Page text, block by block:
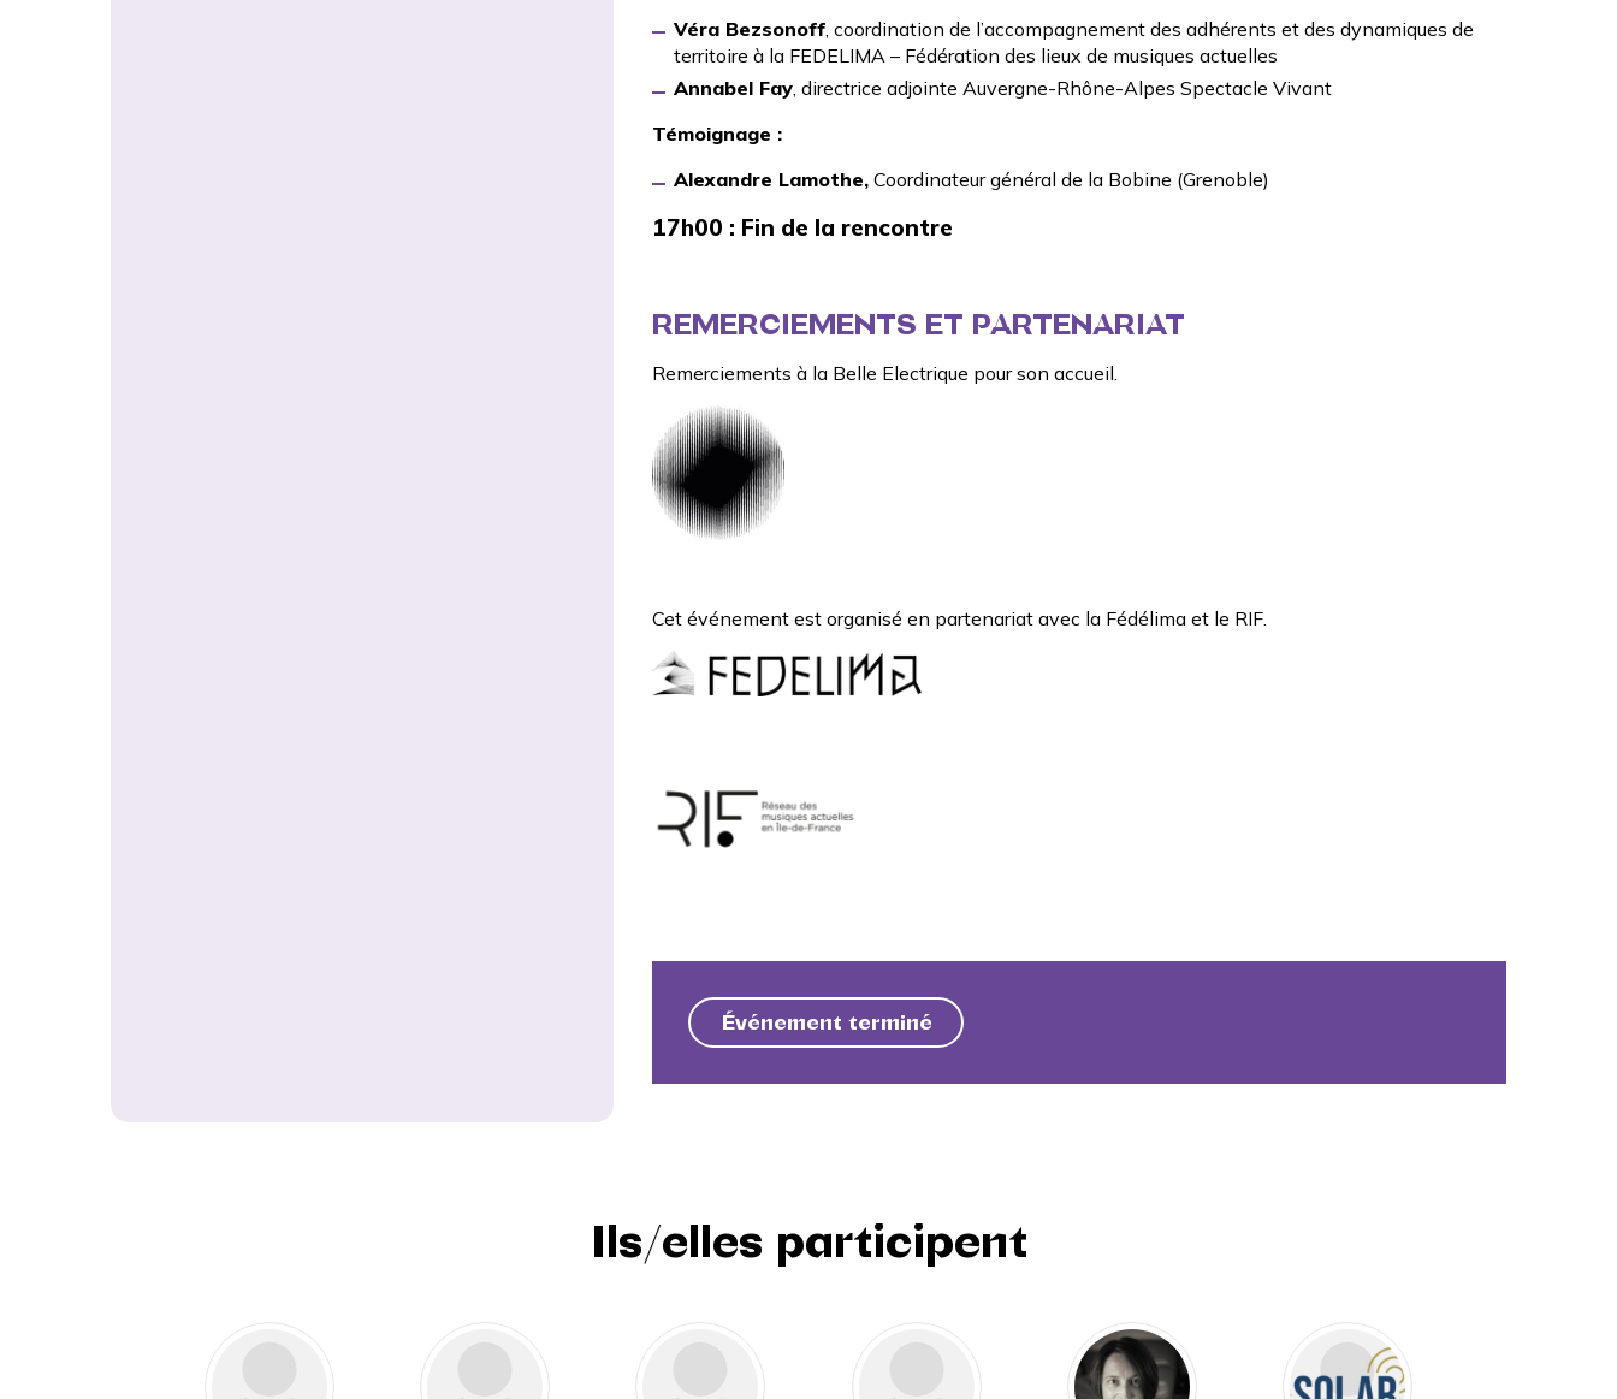
Véra Bezsonoff , coordination de l’accompagnement des adhérents et des dynamiques de
territoire à la FEDELIMA – Fédération des lieux de musiques actuelles
Annabel Fay, directrice adjointe Auvergne-Rhône-Alpes Spectacle Vivant
Témoignage :
Alexandre Lamothe, Coordinateur général de la Bobine (Grenoble)
17h00 : Fin de la rencontre
REMERCIEMENTS ET PARTENARIAT
Remerciements à la Belle Electrique pour son accueil.
Cet événement est organisé en partenariat avec la Fédélimaet le RIF.
Événement terminé
Ils/elles participent